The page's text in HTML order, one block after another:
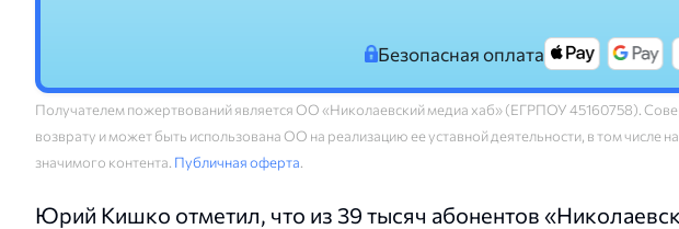
Безопасная оплата
Получателем пожертвований является ОО «Николаевский медиа хаб» (ЕГРПОУ 45160758).
возврату и может быть использована ОО на реализацию ее уставной деятельности, в том числе
значимого контента. Публичная оферта.
Юрий Кишко отметил, что из 39 тысяч абонентов